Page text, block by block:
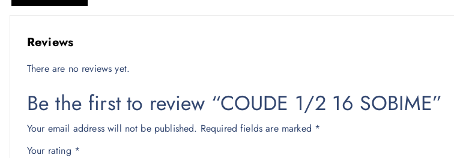
Reviews
There are no reviews yet.
Be the first to review “COUDE 1/2 16 SOBIME”
Your email address will not be published. Required fields are marked *
Your rating *